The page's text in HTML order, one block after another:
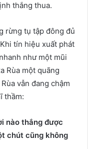
thắng thua.
rừng tụ tập đông đủ
tín hiệu xuất phát
như một mũi
Rùa một quãng
vẫn đang chậm
thầm:
nào thắng được
chút cũng không